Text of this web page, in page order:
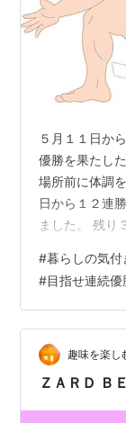
５月１１日か
優勝を果たし
場所前に体調
日から１２連
ました。 残り
いです。 先場
振り返ってみ
を制した大関
勝３敗の優勝
ありますが、
と思います。
#暮らしの気付
#目指せ連続優
趣味を楽し
ＺＡＲＤ Ｂ